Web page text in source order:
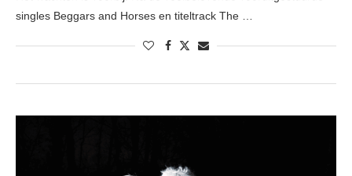
singles Beggars and Horses en titeltrack The …